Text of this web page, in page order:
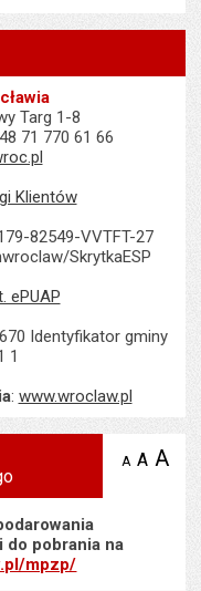
Targ 1-8
71 770 61 66
Klientów
82549-VVTFT-27
SkrytkaESP
ePUAP
Identyfikator gminy
1
: www.wroclaw.pl
A zmniejsz
A A
pobrania na
mpzp/